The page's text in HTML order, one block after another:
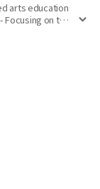
arts education
on the